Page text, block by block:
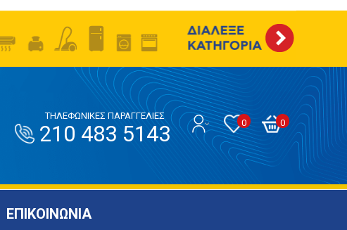
0
0
ΤΗΛΕΦΩΝΙΚΕΣ ΠΑΡΑΓΓΕΛΙΕΣ
210 483 5143
ΕΠΙΚΟΙΝΩΝΙΑ